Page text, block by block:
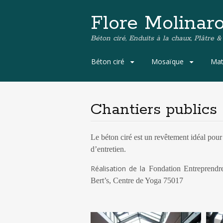
Flore
Béton ciré, Enduits à la chaux, Plâtre
A
l
r
a
u
c
o
t
e
Béton ciré Mosaïque
Chantiers publics
Le béton ciré est un revêtement idéal
d’entretien.
Réalisation de la Fondation
Bert’s, Centre de Yoga 75017